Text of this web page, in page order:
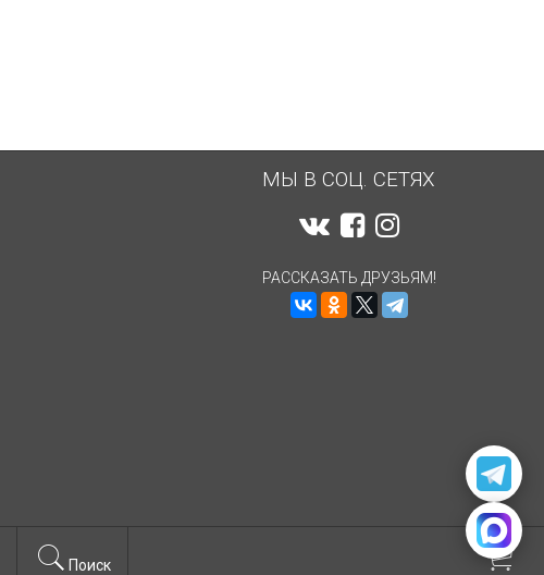
МЫ В СОЦ. СЕТЯХ
РАССКАЗАТЬ ДРУЗЬЯМ!
Поиск